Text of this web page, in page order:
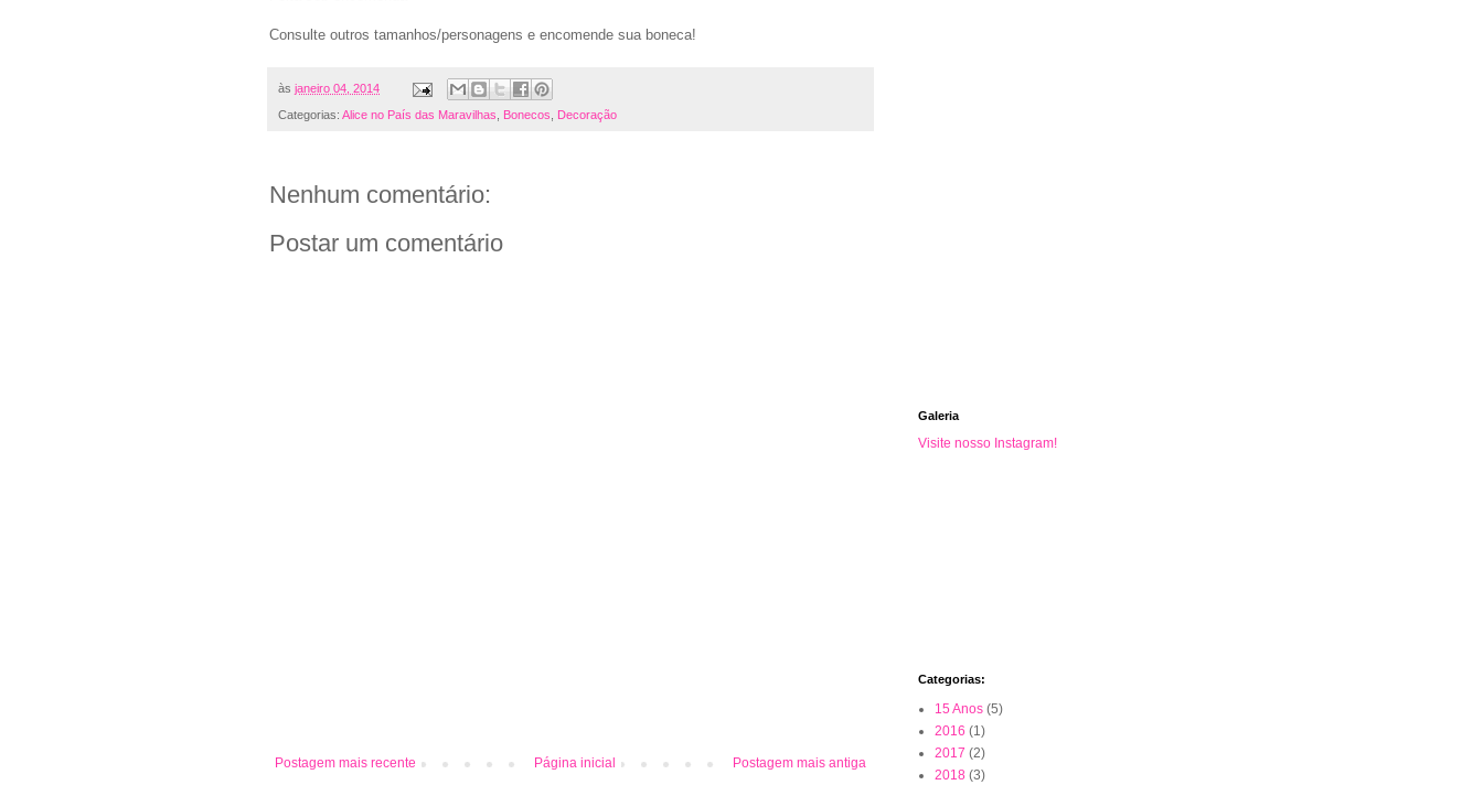
Consulte outros tamanhos/personagens e encomende sua boneca!
às janeiro 04, 2014
Categorias: Alice no País das Maravilhas, Bonecos, Decoração
Nenhum comentário:
Postar um comentário
Postagem mais recente Postagem mais antiga
Página inicial
Galeria
Visite nosso Instagram!
Categorias:
15 Anos (5)
2016 (1)
2017 (2)
2018 (3)